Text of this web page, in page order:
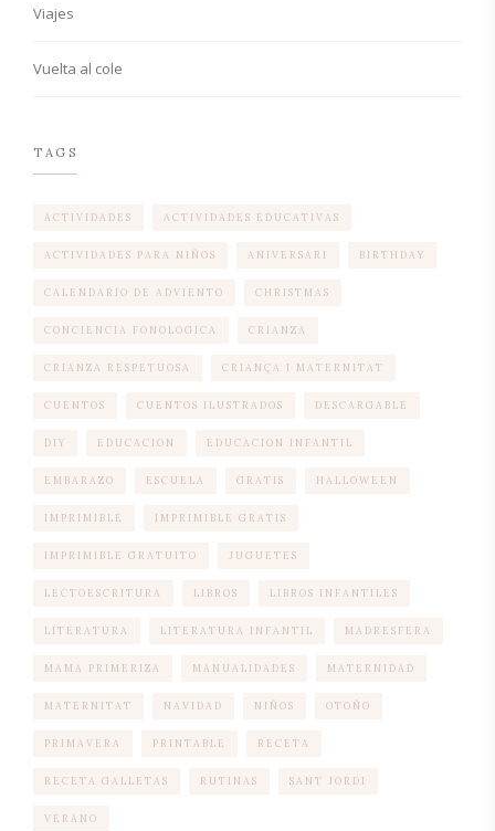
Viajes
Vuelta al cole
TAGS
ACTIVIDADES ACTIVIDADES EDUCATIVAS
ACTIVIDADES PARA NIÑOS ANIVERSARI BIRTHDAY
CALENDARIO DE ADVIENTO CHRISTMAS
CONCIENCIA FONOLOGICA CRIANZA
CRIANZA RESPETUOSA CRIANÇA I MATERNITAT
CUENTOS CUENTOS ILUSTRADOS DESCARGABLE
DIY EDUCACION EDUCACION INFANTIL
EMBARAZO ESCUELA GRATIS HALLOWEEN
IMPRIMIBLE IMPRIMIBLE GRATIS
IMPRIMIBLE GRATUITO JUGUETES
LECTOESCRITURA LIBROS LIBROS INFANTILES
LITERATURA LITERATURA INFANTIL MADRESFERA
MAMA PRIMERIZA MANUALIDADES MATERNIDAD
MATERNITAT NAVIDAD NIÑOS OTOÑO
PRIMAVERA PRINTABLE RECETA
RECETA GALLETAS RUTINAS SANT JORDI
VERANO